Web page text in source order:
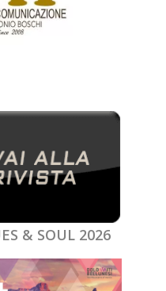
& SOUL 2026